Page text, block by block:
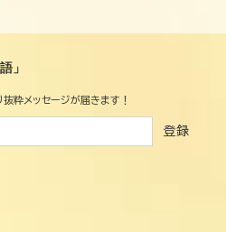
」
粋メッセージが届きます！
登録